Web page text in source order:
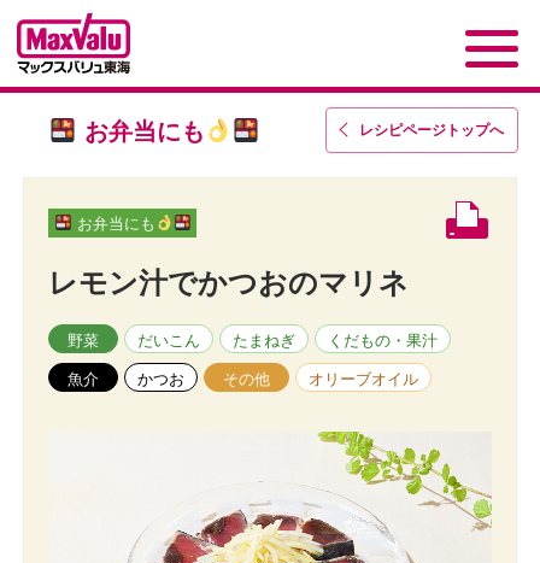
レシピページトップへ
お弁当にも
お弁当にも
レモン汁でかつおのマリネ
野菜 だいこん たまねぎ くだもの・果汁
魚介 かつお その他 オリーブオイル